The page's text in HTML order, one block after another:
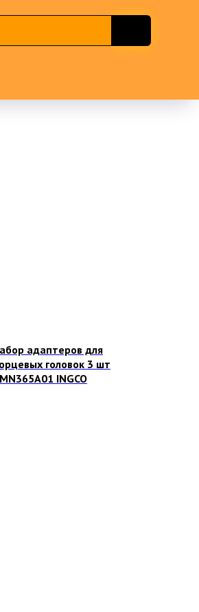
адаптеров для
головок 3 шт
INGCO